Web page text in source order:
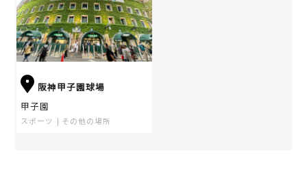
阪神甲子園球場
甲子園
スポーツ その他の場所